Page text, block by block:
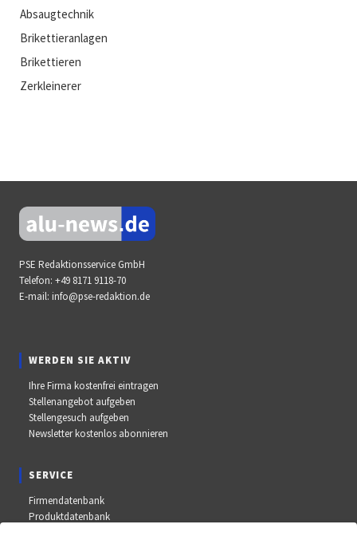
Absaugtechnik
Brikettieranlagen
Brikettieren
Zerkleinerer
PSE Redaktionsservice GmbH
Telefon: +49 8171 9118-70
E-mail: info@pse-redaktion.de
WERDEN SIE AKTIV
Ihre Firma kostenfrei eintragen
Stellenangebot aufgeben
Stellengesuch aufgeben
Newsletter kostenlos abonnieren
SERVICE
Firmendatenbank
Produktdatenbank